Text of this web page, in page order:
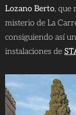
Lozano Berto, que
misterio de La
consiguiendo así
instalaciones de